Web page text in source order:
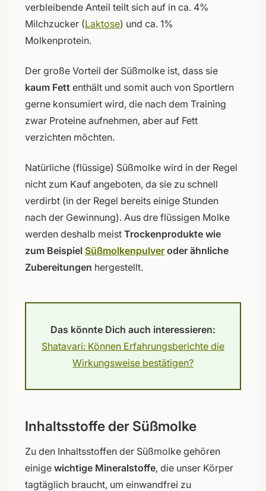
verbleibende Anteil teilt sich auf in ca. 4%
Milchzucker (Laktose) und ca. 1%
Molkenprotein.
Der große Vorteil der Süßmolke ist, dass sie
kaum Fett enthält und somit auch von Sportlern
gerne konsumiert wird, die nach dem Training
zwar Proteine aufnehmen, aber auf Fett
verzichten möchten.
Natürliche (flüssige) Süßmolke wird in der Regel
nicht zum Kauf angeboten, da sie zu schnell
verdirbt (in der Regel bereits einige Stunden
nach der Gewinnung). Aus dre flüssigen Molke
werden deshalb meist Trockenprodukte wie
zum Beispiel Süßmolkenpulver oder ähnliche
Zubereitungen hergestellt.
Das könnte Dich auch interessieren:
Shatavari: Können Erfahrungsberichte die
Wirkungsweise bestätigen?
Inhaltsstoffe der Süßmolke
Zu den Inhaltsstoffen der Süßmolke gehören
einige wichtige Mineralstoffe, die unser Körper
tagtäglich braucht, um einwandfrei zu